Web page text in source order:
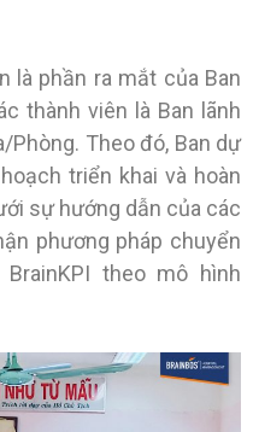
là phần ra mắt của Ban
thành viên là Ban lãnh
Phòng. Theo đó, Ban dự
triển khai và hoàn
sự hướng dẫn của các
phương pháp chuyển
theo mô hình